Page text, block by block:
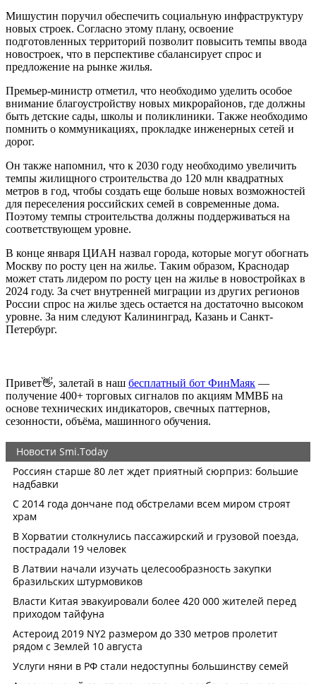
Мишустин поручил обеспечить социальную инфраструктуру
новых строек. Согласно этому плану, освоение
подготовленных территорий позволит повысить темпы ввода
новостроек, что в перспективе сбалансирует спрос и
предложение на рынке жилья.
Премьер-министр отметил, что необходимо уделить особое
внимание благоустройству новых микрорайонов, где должны
быть детские сады, школы и поликлиники. Также необходимо
помнить о коммуникациях, прокладке инженерных сетей и
дорог.
Он также напомнил, что к 2030 году необходимо увеличить
темпы жилищного строительства до 120 млн квадратных
метров в год, чтобы создать еще больше новых возможностей
для переселения российских семей в современные дома.
Поэтому темпы строительства должны поддерживаться на
соответствующем уровне.
В конце января ЦИАН назвал города, которые могут обогнать
Москву по росту цен на жилье. Таким образом, Краснодар
может стать лидером по росту цен на жилье в новостройках в
2024 году. За счет внутренней миграции из других регионов
России спрос на жилье здесь остается на достаточно высоком
уровне. За ним следуют Калининград, Казань и Санкт-
Петербург.
Привет👋, залетай в наш бесплатный бот ФинМаяк —
получение 400+ торговых сигналов по акциям ММВБ на
основе технических индикаторов, свечных паттернов,
сезонности, объёма, машинного обучения.